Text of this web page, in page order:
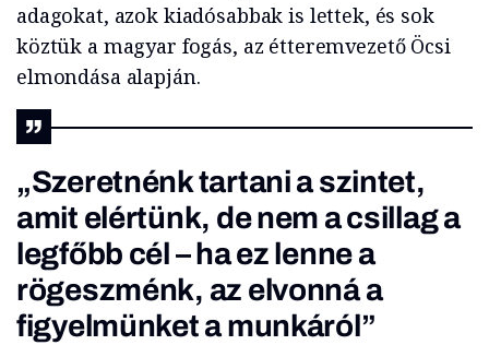
adagokat, azok kiadósabbak is lettek, és sok
köztük a magyar fogás, az étteremvezető Öcsi
elmondása alapján.
„Szeretnénk tartani a szintet,
amit elértünk, de nem a csillag a
legfőbb cél – ha ez lenne a
rögeszménk, az elvonná a
figyelmünket a munkáról”